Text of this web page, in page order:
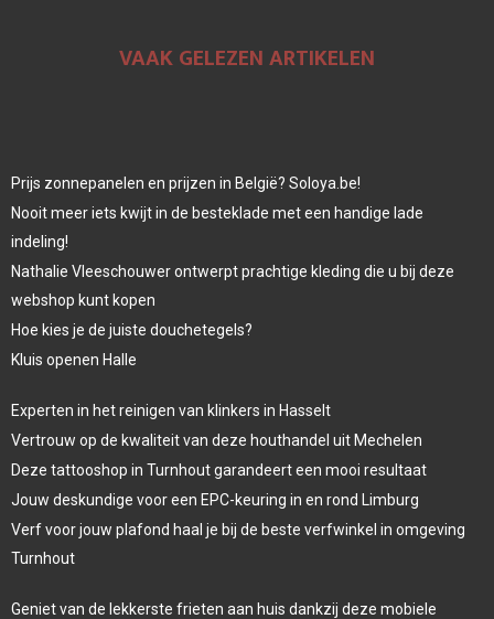
VAAK GELEZEN ARTIKELEN
Prijs zonnepanelen en prijzen in België? Soloya.be!
Nooit meer iets kwijt in de besteklade met een handige lade
indeling!
Nathalie Vleeschouwer ontwerpt prachtige kleding die u bij deze
webshop kunt kopen
Hoe kies je de juiste douchetegels?
Kluis openen Halle
Experten in het reinigen van klinkers in Hasselt
Vertrouw op de kwaliteit van deze houthandel uit Mechelen
Deze tattooshop in Turnhout garandeert een mooi resultaat
Jouw deskundige voor een EPC-keuring in en rond Limburg
Verf voor jouw plafond haal je bij de beste verfwinkel in omgeving
Turnhout
Geniet van de lekkerste frieten aan huis dankzij deze mobiele